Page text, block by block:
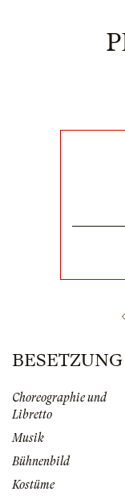
BESETZUNG
Choreographie und
Libretto
Musik
Bühnenbild
Kostüme